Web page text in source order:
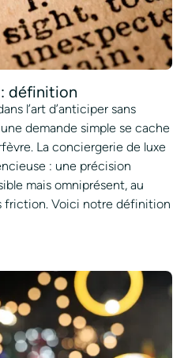
définition
l’art d’anticiper sans
demande simple se cache
La conciergerie de luxe
: une précision
mais omniprésent, au
friction. Voici notre définition